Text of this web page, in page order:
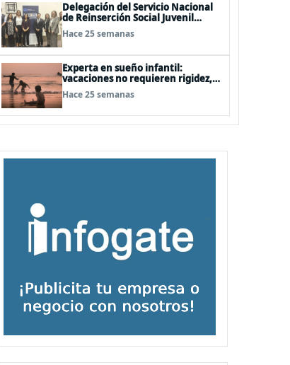
Delegación del Servicio Nacional
de Reinserción Social Juvenil
realiza proceso de formación
especializada en España
Hace 25 semanas
Experta en sueño infantil:
vacaciones no requieren rigidez,
pero sí mínimos de rutina
Hace 25 semanas